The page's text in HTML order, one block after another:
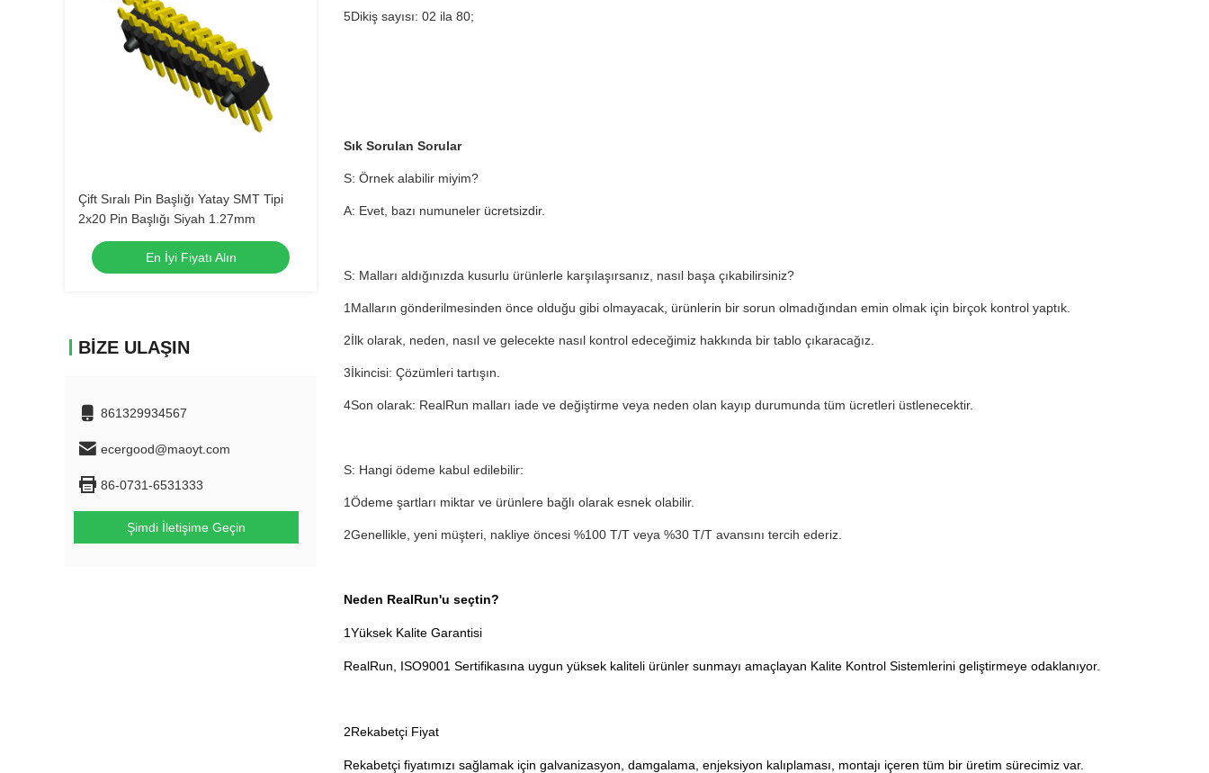
Çift Sıralı Pin Başlığı Yatay SMT Tipi
2x20 Pin Başlığı Siyah 1.27mm
En İyi Fiyatı Alın
BIZE ULAŞIN
861329934567
ecergood@maoyt.com
86-0731-6531333
Şimdi İletişime Geçin
5Dikiş sayısı: 02 ila 80;
Sık Sorulan Sorular
S: Örnek alabilir miyim?
A: Evet, bazı numuneler ücretsizdir.
S: Malları aldığınızda kusurlu ürünlerle karşılaşırsanız, nasıl başa çıkabilirsiniz?
1Malların gönderilmesinden önce olduğu gibi olmayacak, ürünlerin bir sorun olmadığından emin olmak için birçok kontrol yaptık.
2İlk olarak, neden, nasıl ve gelecekte nasıl kontrol edeceğimiz hakkında bir tablo çıkaracağız.
3İkincisi: Çözümleri tartışın.
4Son olarak: RealRun malları iade ve değiştirme veya neden olan kayıp durumunda tüm ücretleri üstlenecektir.
S: Hangi ödeme kabul edilebilir:
1Ödeme şartları miktar ve ürünlere bağlı olarak esnek olabilir.
2Genellikle, yeni müşteri, nakliye öncesi %100 T/T veya %30 T/T avansını tercih ederiz.
Neden RealRun'u seçtin?
1Yüksek Kalite Garantisi
RealRun, ISO9001 Sertifikasına uygun yüksek kaliteli ürünler sunmayı amaçlayan Kalite Kontrol Sistemlerini geliştirmeye odaklanıyor.
2Rekabetçi Fiyat
Rekabetçi fiyatımızı sağlamak için galvanizasyon, damgalama, enjeksiyon kalıplaması, montajı içeren tüm bir üretim sürecimiz var.